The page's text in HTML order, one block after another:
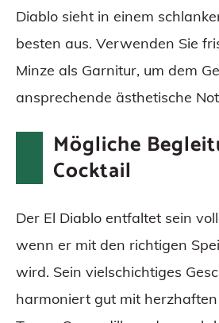
Diablo sieht in einem
besten aus. Verwenden Sie
Minze als Garnitur, um dem
ansprechende ästhetische
Mögliche
Cocktail
Der El Diablo entfaltet sein
wenn er mit den richtigen
wird. Sein vielschichtiges
harmoniert gut mit